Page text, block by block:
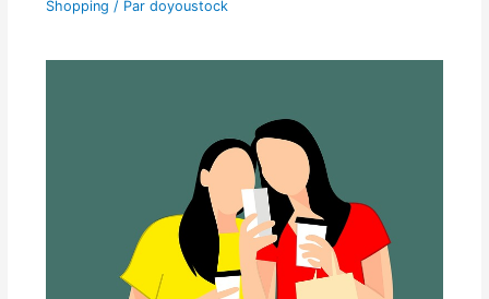
Shopping / Par doyoustock